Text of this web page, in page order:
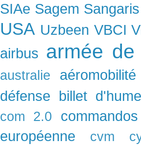
SIAe Sagem Sangaris
USA Uzbeen VBCI
airbus armée de
australie
aéromobilité
défense
billet
com 2.0
européenne
cvm